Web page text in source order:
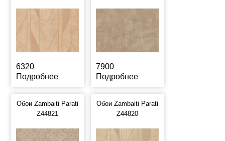
6320
Подробнее
7900
Подробнее
Обои Zambaiti Parati
Z44821
Обои Zambaiti Parati
Z44820